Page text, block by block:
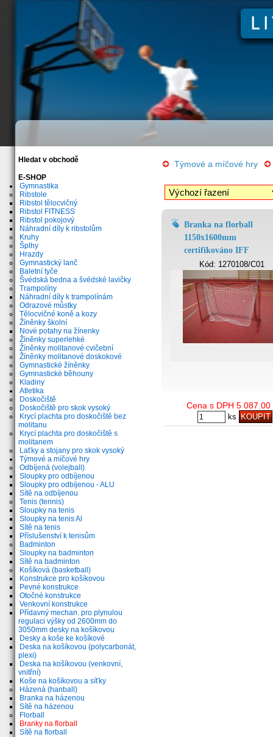
Týmové a míčové hry
Branka na florball
1150x1600mm
certifikováno IFF
Kód: 1270108/C01
Cena s DPH 5 087.00
ks
Hledat v obchodě
E-SHOP
Gymnastika
Ribstole
Ribstol tělocvičný
Ribstol FITNESS
Ribstol pokojový
Náhradní díly k ribstolům
Kruhy
Šplhy
Hrazdy
Gymnastický lanč
Baletní tyče
Švédská bedna a švédské lavičky
Trampolíny
Náhradní díly k trampolínám
Odrazové můstky
Tělocvičné koně a kozy
Žíněnky školní
Nové potahy na žínenky
Žíněnky superlehké
Žíněnky molitanové cvičební
Žíněnky molitanové doskokové
Gymnastické žíněnky
Gymnastické běhouny
Kladiny
Atletika
Doskočiště
Doskočiště pro skok vysoký
Krycí plachta pro doskočiště bez
molitanu
Krycí plachta pro doskočiště s
molitanem
Laťky a stojany pro skok vysoký
Týmové a míčové hry
Odbíjená (volejball)
Sloupky pro odbíjenou
Sloupky pro odbíjenou - ALU
Sítě na odbíjenou
Tenis (tennis)
Sloupky na tenis
Sloupky na tenis Al
Sítě na tenis
Příslušenství k tenisům
Badminton
Sloupky na badminton
Sítě na badminton
Košíková (basketball)
Konstrukce pro košíkovou
Pevné konstrukce
Otočné konstrukce
Venkovní konstrukce
Přídavný mechan. pro plynulou
regulaci výšky od 2600mm do
3050mm desky na košíkovou
Desky a koše ke košíkové
Deska na košíkovou (polycarbonát,
plexi)
Deska na košíkovou (venkovní,
vnitřní)
Koše na košíkovou a síťky
Házená (hanball)
Branka na házenou
Sítě na házenou
Florball
Branky na florball
Sítě na florball